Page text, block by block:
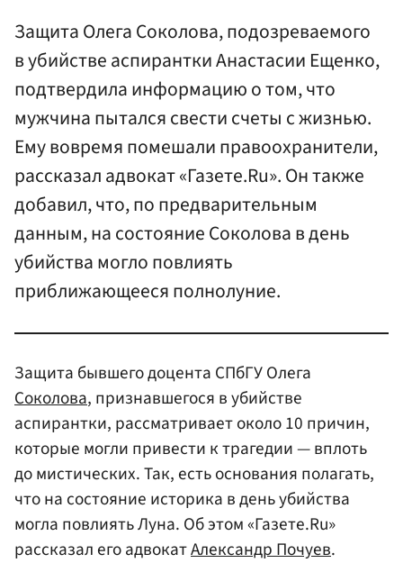
Защита Олега Соколова, подозреваемого
в убийстве аспирантки Анастасии Ещенко,
подтвердила информацию о том, что
мужчина пытался свести счеты с жизнью.
Ему вовремя помешали правоохранители,
рассказал адвокат «Газете.Ru». Он также
добавил, что, по предварительным
данным, на состояние Соколова в день
убийства могло повлиять
приближающееся полнолуние.
Защита бывшего доцента СПбГУ Олега
Соколова, признавшегося в убийстве
аспирантки, рассматривает около 10 причин,
которые могли привести к трагедии — вплоть
до мистических. Так, есть основания полагать,
что на состояние историка в день убийства
могла повлиять Луна. Об этом «Газете.Ru»
рассказал его адвокатАлександр Почуев.